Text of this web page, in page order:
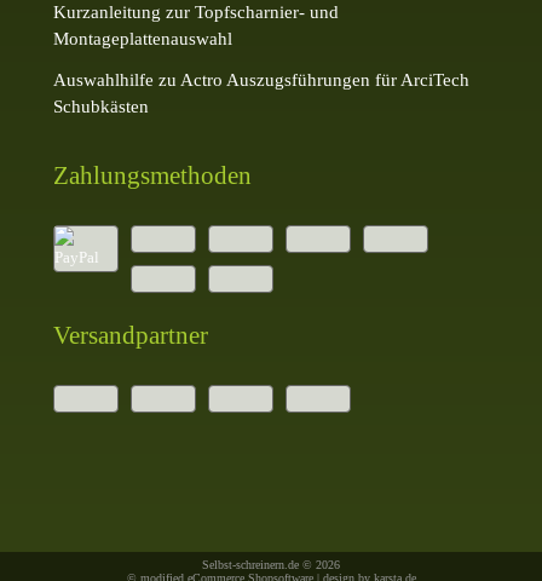
Kurzanleitung zur Topfscharnier- und
Montageplattenauswahl
Auswahlhilfe zu Actro Auszugsführungen für ArciTech
Schubkästen
Zahlungsmethoden
Versandpartner
Selbst-schreinern.de © 2026
© modified eCommerce Shopsoftware | design by karsta.de